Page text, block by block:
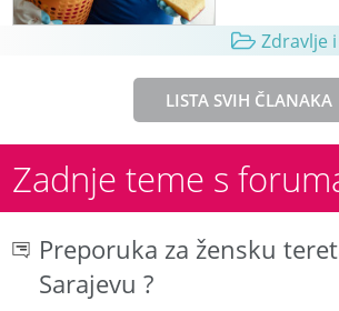
Zdravlje
LISTA SVIH ČLANAKA
Zadnje teme s
Preporuka za žensku
Sarajevu ?